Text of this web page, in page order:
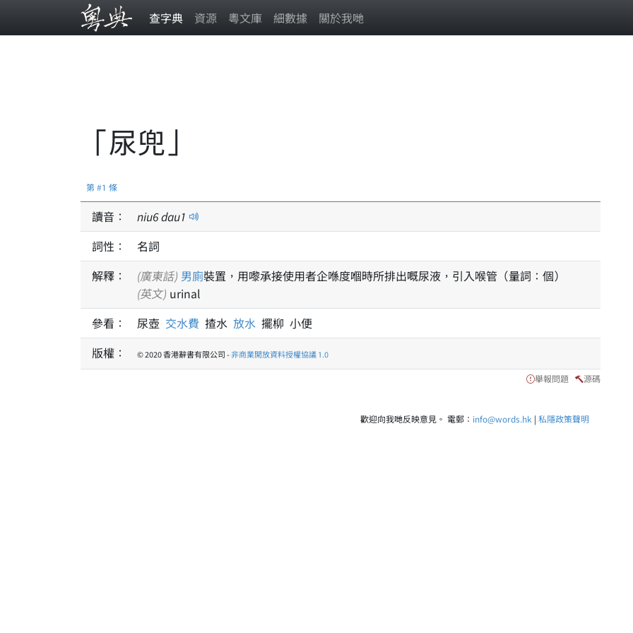
查字典 資源 粵文庫 細數據 關於我哋
「尿兜」
第 #1 條
讀音： niu6dau1
詞性：
名詞
解釋：
(廣東話) 男廁裝置，用嚟承接使用者企喺度嗰時所排出嘅尿液，引入喉管（量詞：個）
(英文) urinal
參看：
尿壺 交水費 揸水 放水 擺柳 小便
版權：
© 2020 香港辭書有限公司 -非商業開放資料授權協議 1.0
舉報問題 源碼
歡迎向我哋反映意見。 電郵： info@words.hk | 私隱政策聲明